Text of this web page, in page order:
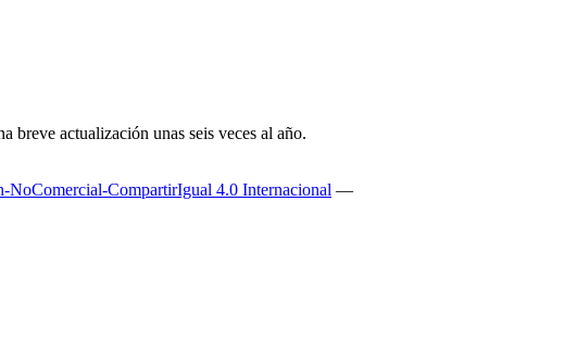
breve actualización unas seis veces al año.
CompartirIgual 4.0 Internacional —